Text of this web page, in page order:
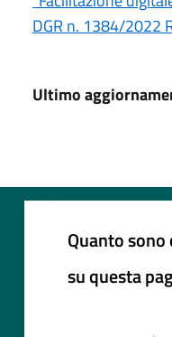
DGR n. 1384/2022
Ultimo
Quanto
su questa